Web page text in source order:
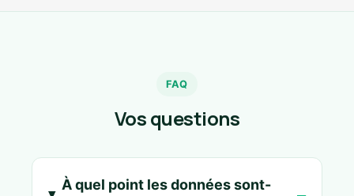
FAQ
Vos questions
À quel point les données sont-